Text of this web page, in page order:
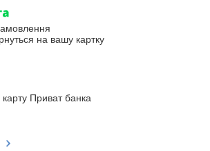
на вашу картку
Приват банка